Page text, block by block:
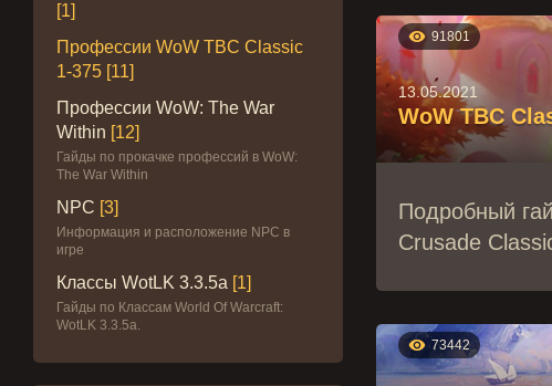
[1]
Профессии WoW TBC Classic
1-375 [11]
Профессии WoW: The War
Within [12]
Гайды по прокачке профессий в WoW:
The War Within
NPC [3]
Информация и расположение NPC в
игре
Классы WotLK 3.3.5a [1]
Гайды по Классам World Of Warcraft:
WotLK 3.3.5a.
 91801
13.05.2021
WoW TBC
Подробный
Crusade
 73442